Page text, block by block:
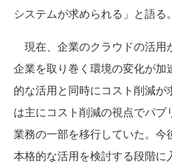
システムが求められる」と語る。
現在、企業のクラウドの活用
企業を取り巻く環境の変化が加
的な活用と同時にコスト削減
は主にコスト削減の視点でパブ
業務の一部を移行していた。今
本格的な活用を検討する段階に